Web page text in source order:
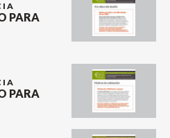
PARA
PARA